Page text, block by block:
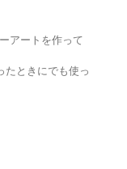
アートを作って
たときにでも使っ